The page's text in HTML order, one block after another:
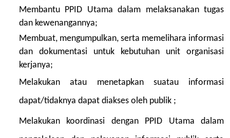
Membantu PPID Utama dalam melaksanakan tugas
dan kewenangannya;
Membuat, mengumpulkan, serta memelihara informasi
dan dokumentasi untuk kebutuhan unit organisasi
kerjanya;
Melakukan atau menetapkan suatau informasi
dapat/tidaknya dapat diakses oleh publik ;
Melakukan koordinasi dengan PPID Utama dalam